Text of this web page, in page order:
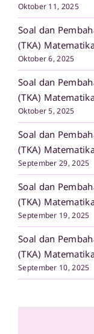
Oktober 11, 2025
Soal dan
(TKA)
Oktober 6, 2025
Soal dan
(TKA)
Oktober 5, 2025
Soal dan
(TKA)
September 29, 2025
Soal dan
(TKA)
September 19, 2025
Soal dan
(TKA)
September 10, 2025